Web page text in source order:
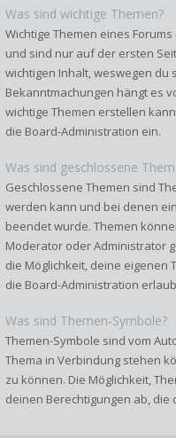
Was sind wichtige Themen?
Wichtige Themen eines
und sind nur auf der ersten
wichtigen Inhalt, weswegen du
Bekanntmachungen hängt es
wichtige Themen erstellen
die Board-Administration ein.
Was sind geschlossene
Geschlossene Themen sind
werden kann und bei denen
beendet wurde. Themen
Moderator oder Administrator
die Möglichkeit, deine eigenen
die Board-Administration
Was sind Themen-Symbole?
Themen-Symbole sind vom
Thema in Verbindung stehen
zu können. Die Möglichkeit,
deinen Berechtigungen ab,